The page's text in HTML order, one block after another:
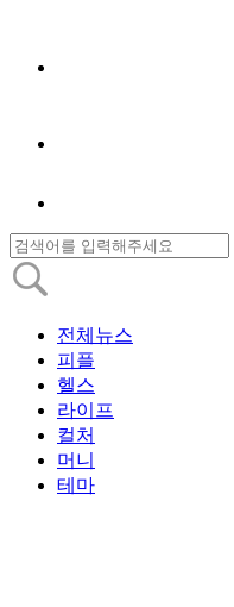
전체뉴스
피플
헬스
라이프
컬처
머니
테마